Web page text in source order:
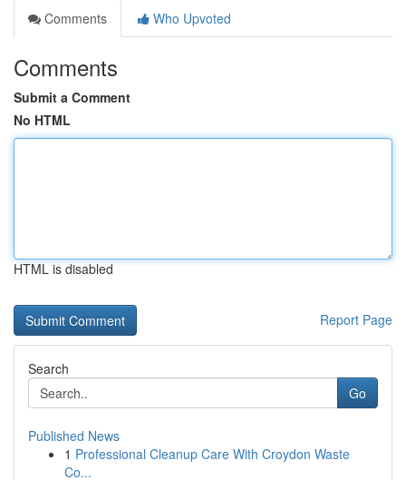
Comments
Who Upvoted
Comments
Submit a Comment
No HTML
HTML is disabled
Report Page
Search
Go
Published News
1 Professional Cleanup Care With Croydon Waste
Co...